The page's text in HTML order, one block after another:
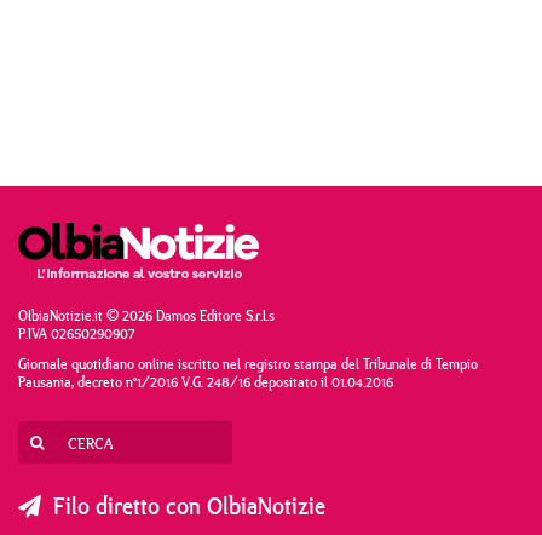
OlbiaNotizie.it © 2026 Damos Editore S.r.l.s
P.IVA 02650290907
Giornale quotidiano online iscritto nel registro stampa del Tribunale di Tempio
Pausania, decreto n°1/2016 V.G. 248/16 depositato il 01.04.2016
Filo diretto con OlbiaNotizie